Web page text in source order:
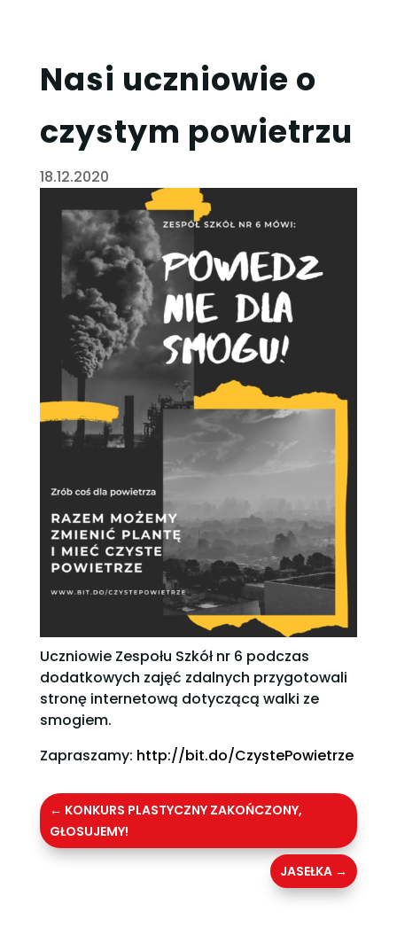
Nasi uczniowie o
czystym powietrzu
18.12.2020
Uczniowie Zespołu Szkół nr 6 podczas
dodatkowych zajęć zdalnych przygotowali
stronę internetową dotyczącą walki ze
smogiem.
Zapraszamy: http://bit.do/CzystePowietrze
← KONKURS PLASTYCZNY ZAKOŃCZONY,
GŁOSUJEMY!
JASEŁKA →